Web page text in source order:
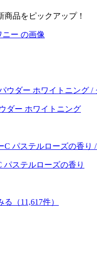
品をピックアップ！
ダー ホワイトニング
パステルローズの香り
る （11,617件）